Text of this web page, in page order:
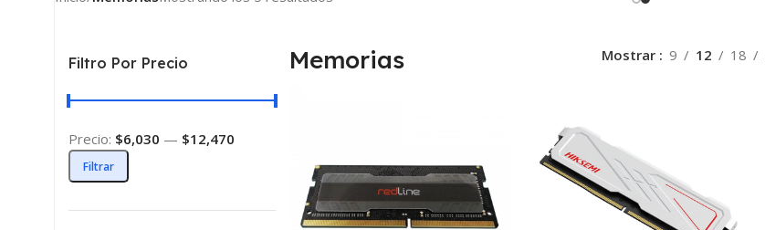
Filtro Por Precio
Filtrar
Precio: $6,030 — $12,470
Memorias Mostrar 9 12 18